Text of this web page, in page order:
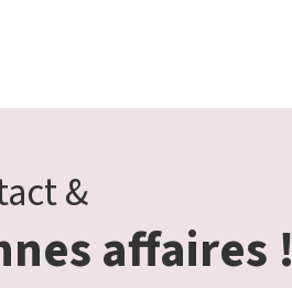
&
affaires !